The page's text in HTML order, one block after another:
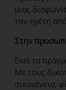
μιας
τον ηγέτη
Στην
Εκεί τα
Με τους
οικογένεια,